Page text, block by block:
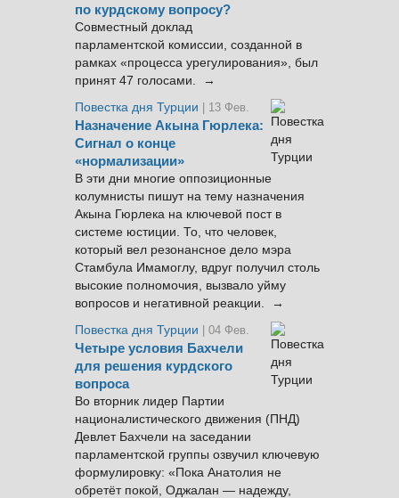
по курдскому вопросу?
Совместный доклад
парламентской комиссии, созданной в
рамках «процесса урегулирования», был
принят 47 голосами. →
Повестка дня Турции
| 13 Фев.
Назначение Акына Гюрлека:
Сигнал о конце
«нормализации»
В эти дни многие оппозиционные
колумнисты пишут на тему назначения
Акына Гюрлека на ключевой пост в
системе юстиции. То, что человек,
который вел резонансное дело мэра
Стамбула Имамоглу, вдруг получил столь
высокие полномочия, вызвало уйму
вопросов и негативной реакции. →
Повестка дня Турции
| 04 Фев.
Четыре условия Бахчели
для решения курдского
вопроса
Во вторник лидер Партии
националистического движения (ПНД)
Девлет Бахчели на заседании
парламентской группы озвучил ключевую
формулировку: «Пока Анатолия не
обретёт покой, Оджалан — надежду,